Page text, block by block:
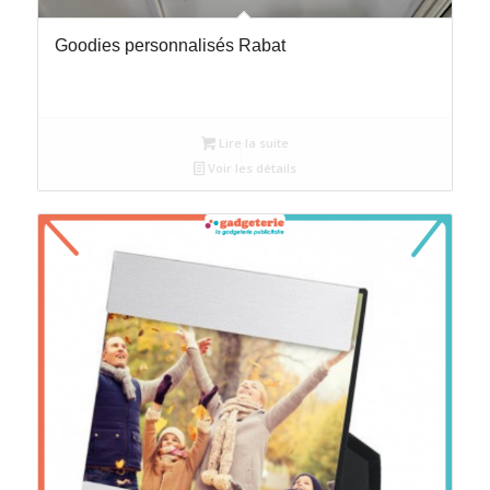
Goodies personnalisés Rabat
Lire la suite
Voir les détails